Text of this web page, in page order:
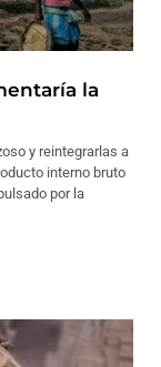
la
y reintegrarlas a
interno bruto
por la